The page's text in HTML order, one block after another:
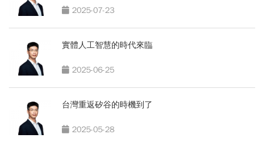
2025-07-23
實體人工智慧的時代來臨
2025-06-25
台灣重返矽谷的時機到了
2025-05-28